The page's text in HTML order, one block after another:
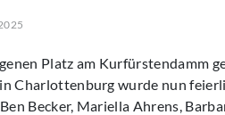
Platz am Kurfürstendamm
Charlottenburg wurde nun
Becker, Mariella Ahrens,